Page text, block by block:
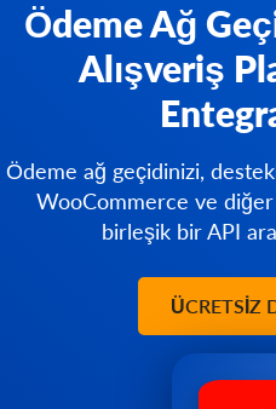
Ödeme Ağ
Alışveriş
Ödeme ağ geçidinizi,
WooCommerce ve
birleşik bir API
ÜCRETSIZ